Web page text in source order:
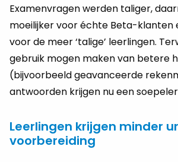
Examenvragen werden taliger,
moeilijker voor échte Beta-klanten
voor de meer ‘talige’ leerlingen.
gebruik mogen maken van betere
(bijvoorbeeld geavanceerde
antwoorden krijgen nu een
Leerlingen krijgen minder
voorbereiding